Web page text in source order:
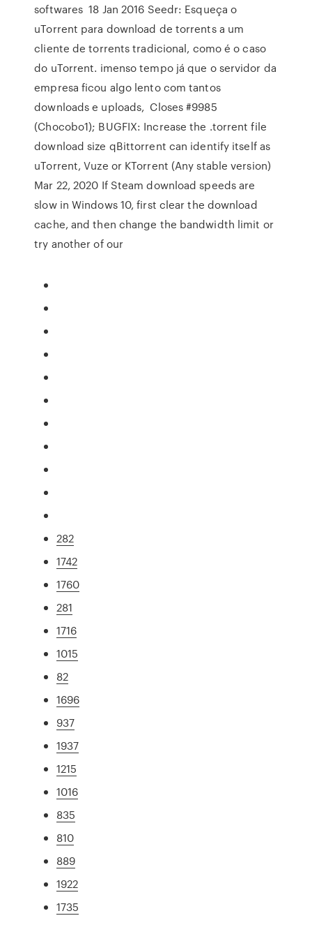
softwares 18 Jan 2016 Seedr: Esqueça o
uTorrent para download de torrents a um
cliente de torrents tradicional, como é o caso
do uTorrent. imenso tempo já que o servidor da
empresa ficou algo lento com tantos
downloads e uploads, Closes #9985
(Chocobo1); BUGFIX: Increase the .torrent file
download size qBittorrent can identify itself as
uTorrent, Vuze or KTorrent (Any stable version)
Mar 22, 2020 If Steam download speeds are
slow in Windows 10, first clear the download
cache, and then change the bandwidth limit or
try another of our
282
1742
1760
281
1716
1015
82
1696
937
1937
1215
1016
835
810
889
1922
1735